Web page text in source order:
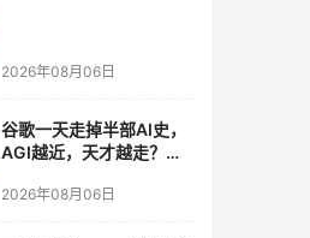
2026年08月06日
谷歌一天走掉半部AI史，
AGI越近，天才越走？大
自己的研发节奏
2026年08月06日